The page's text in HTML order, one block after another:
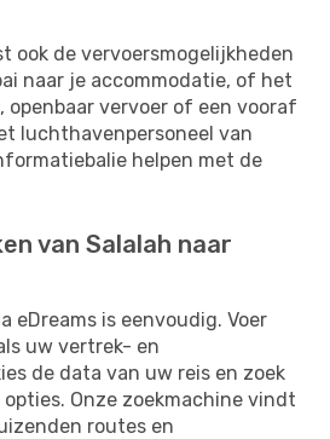
ook de vervoersmogelijkheden
naar je accommodatie, of het
openbaar vervoer of een vooraf
luchthavenpersoneel van
helpen met de
van Salalah naar
eDreams is eenvoudig. Voer
uw vertrek- en
de data van uw reis en zoek
Onze zoekmachine vindt
routes en